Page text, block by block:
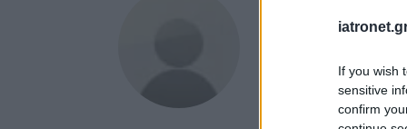
If you wish
sensitive
confirm